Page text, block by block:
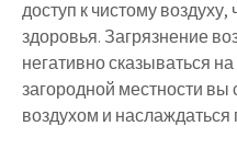
доступ к чистому
здоровья. Загрязнение
негативно сказываться на
загородной местности
воздухом и наслаждаться